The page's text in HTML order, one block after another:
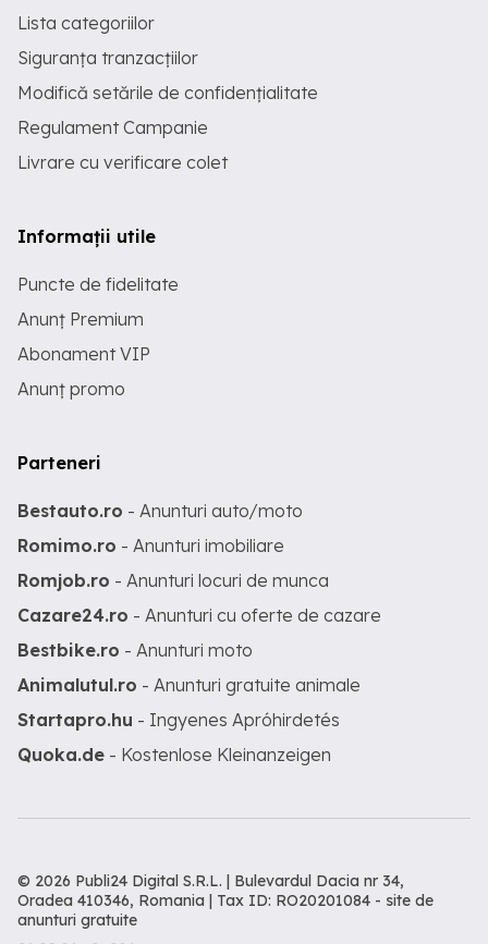
Lista categoriilor
Siguranța tranzacțiilor
Modifică setările de confidențialitate
Regulament Campanie
Livrare cu verificare colet
Informații utile
Puncte de fidelitate
Anunț Premium
Abonament VIP
Anunț promo
Parteneri
Bestauto.ro - Anunturi auto/moto
Romimo.ro - Anunturi imobiliare
Romjob.ro - Anunturi locuri de munca
Cazare24.ro - Anunturi cu oferte de cazare
Bestbike.ro - Anunturi moto
Animalutul.ro - Anunturi gratuite animale
Startapro.hu - Ingyenes Apróhirdetés
Quoka.de - Kostenlose Kleinanzeigen
© 2026 Publi24 Digital S.R.L. | Bulevardul Dacia nr 34,
Oradea 410346, Romania | Tax ID: RO20201084 - site de
anunturi gratuite